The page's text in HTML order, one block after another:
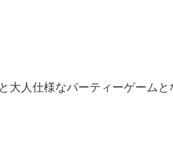
大人仕様なパーティーゲーム